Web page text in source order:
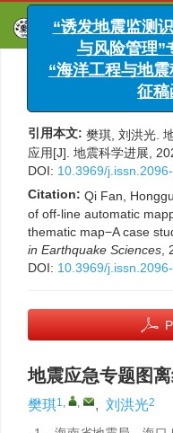
文章导航>地震科学
10.3969/
引用本文: 樊琪, 刘洪光.
应用[J]. 地震科学进展,
DOI: 10.3969/
Citation: Qi Fan,
of off-line automatic
thematic map−A case
in Earthquake Sciences
DOI: 10.3969/
地震应急专题图
樊琪1, , , 刘洪光2
“诱发地震监测
与风险管理”
“海洋工程与地
征